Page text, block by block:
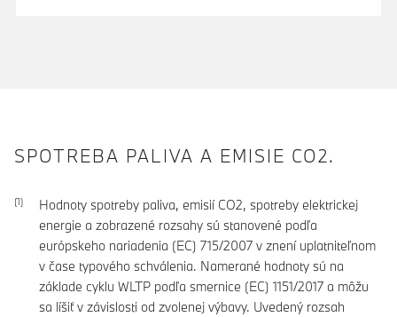
SPOTREBA PALIVA A EMISIE CO2.
Hodnoty spotreby paliva, emisií CO2, spotreby elektrickej
energie a zobrazené rozsahy sú stanovené podľa
európskeho nariadenia (EC) 715/2007 v znení uplatniteľnom
v čase typového schválenia. Namerané hodnoty sú na
základe cyklu WLTP podľa smernice (EC) 1151/2017 a môžu
sa líšiť v závislosti od zvolenej výbavy. Uvedený rozsah